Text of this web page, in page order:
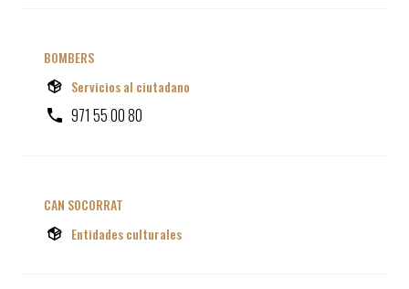
BOMBERS
Servicios al ciutadano
971 55 00 80
CAN SOCORRAT
Entidades culturales